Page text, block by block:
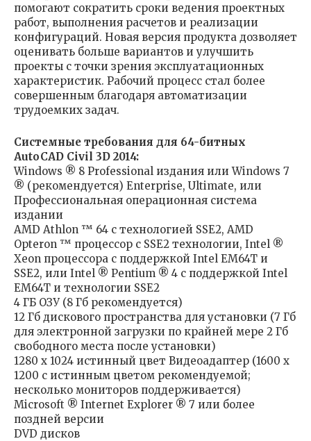
помогают сократить сроки ведения проектных
работ, выполнения расчетов и реализации
конфигураций. Новая версия продукта дозволяет
оценивать больше вариантов и улучшить
проекты с точки зрения эксплуатационных
характеристик. Рабочий процесс стал более
совершенным благодаря автоматизации
трудоемких задач.
Системные требования для 64-битных
AutoCAD Civil 3D 2014:
Windows ® 8 Professional издания или Windows 7
® (рекомендуется) Enterprise, Ultimate, или
Профессиональная операционная система
издании
AMD Athlon ™ 64 с технологией SSE2, AMD
Opteron ™ процессор с SSE2 технологии, Intel ®
Xeon процессора с поддержкой Intel EM64T и
SSE2, или Intel ® Pentium ® 4 с поддержкой Intel
EM64T и технологии SSE2
4 ГБ ОЗУ (8 Гб рекомендуется)
12 Гб дискового пространства для установки (7 Гб
для электронной загрузки по крайней мере 2 Гб
свободного места после установки)
1280 х 1024 истинный цвет Видеоадаптер (1600 х
1200 с истинным цветом рекомендуемой;
несколько мониторов поддерживается)
Microsoft ® Internet Explorer ® 7 или более
поздней версии
DVD дисков